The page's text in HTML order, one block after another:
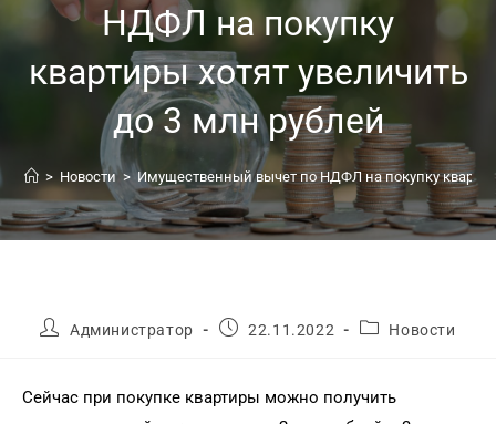
НДФЛ на покупку
квартиры хотят увеличить
до 3 млн рублей
> Новости > Имущественный вычет по НДФЛ на покупку
Администратор 22.11.2022 Новости
Сейчас при покупке квартиры можно получить